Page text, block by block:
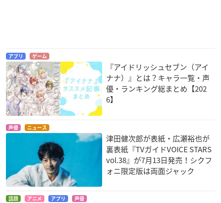
アプリ ゲーム
『アイドリッシュセブン（アイ
ナナ）』とは？キャラ一覧・声
優・ランキング総まとめ【202
6】
声優 ニュース
津田健次郎が表紙・広瀬裕也が
裏表紙『TVガイドVOICE STARS
vol.38』が7月13日発売！シクフ
ォニ限定版は両面ジャック
話題 アニメ アプリ 声優